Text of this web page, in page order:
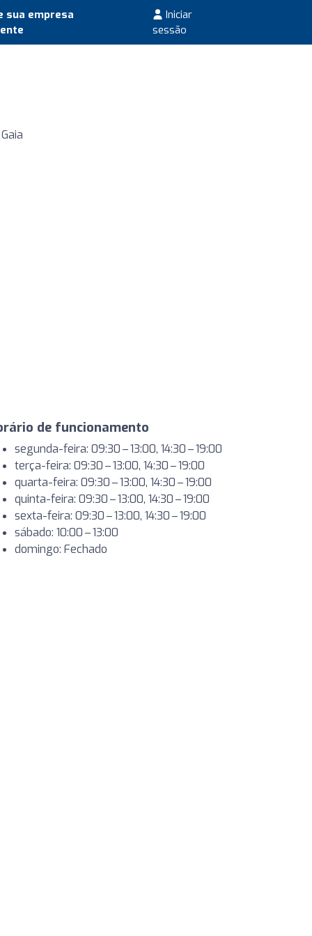
sua empresa
Iniciar
sessão
de funcionamento
segunda-feira: 09:30 – 13:00, 14:30 – 19:00
terça-feira: 09:30 – 13:00, 14:30 – 19:00
quarta-feira: 09:30 – 13:00, 14:30 – 19:00
quinta-feira: 09:30 – 13:00, 14:30 – 19:00
sexta-feira: 09:30 – 13:00, 14:30 – 19:00
sábado: 10:00 – 13:00
domingo: Fechado